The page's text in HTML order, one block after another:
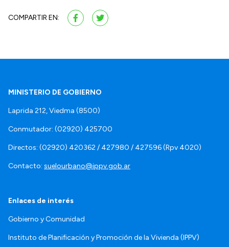
COMPARTIR EN:
MINISTERIO DE GOBIERNO
Laprida 212, Viedma (8500)
Conmutador: (02920) 425700
Directos: (02920) 420362 / 427980 / 427596 (Rpv 4020)
Contacto: suelourbano@ippv.gob.ar
Enlaces de interés
Gobierno y Comunidad
Instituto de Planificación y Promoción de la Vivienda (IPPV)